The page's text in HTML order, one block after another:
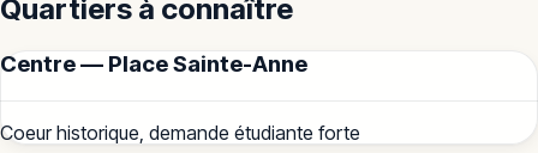
Quartiers à connaître
Centre — Place Sainte-Anne
Coeur historique, demande étudiante forte